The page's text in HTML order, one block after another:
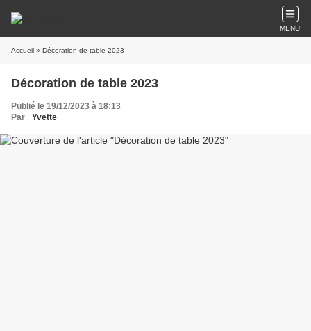
MENU
Accueil » Décoration de table 2023
Décoration de table 2023
Publié le 19/12/2023 à 18:13
Par
_Yvette